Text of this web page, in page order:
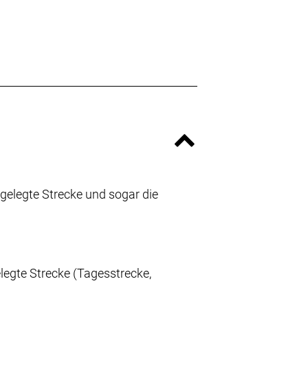
Strecke und sogar die
Strecke (Tagesstrecke,